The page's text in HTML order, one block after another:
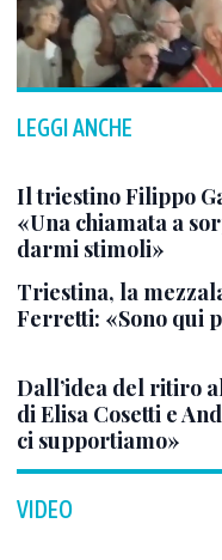
LEGGI ANCHE
Il triestino Filippo
«Una chiamata a
darmi stimoli»
Triestina, la
Ferretti: «Sono qui
Dall’idea del ritiro
di Elisa Cosetti e
ci supportiamo»
VIDEO